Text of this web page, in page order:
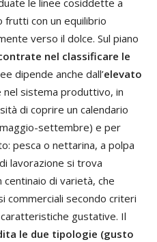
le linee cosiddette a
frutti con un equilibrio
verso il dolce. Sul piano
nel classificare le
dipende anche dall’elevato
nel sistema produttivo, in
di coprire un calendario
settembre) e per
pesca o nettarina, a polpa
lavorazione si trova
di varietà, che
commerciali secondo criteri
gustative. Il
le due tipologie (gusto